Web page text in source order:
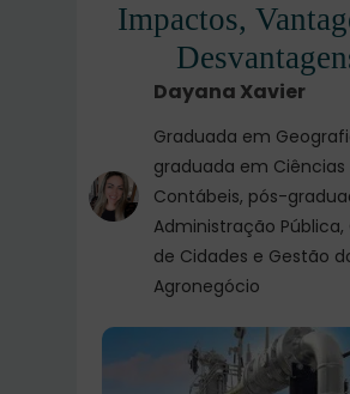
Impactos,
Dayana Xavier
Graduada em
graduada em Ciências
Contábeis, pós-
Administração Pública,
de Cidades e Gestão
Agronegócio